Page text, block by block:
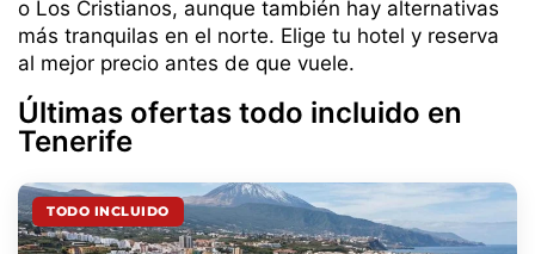
o Los Cristianos, aunque también hay alternativas
más tranquilas en el norte. Elige tu hotel y reserva
al mejor precio antes de que vuele.
Últimas ofertas todo incluido en
Tenerife
TODO INCLUIDO